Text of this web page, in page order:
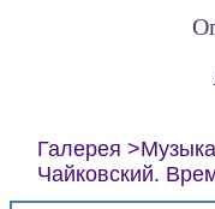
Галерея
Музыка
Чайковский.